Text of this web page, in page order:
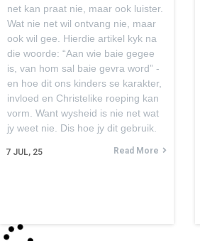
7 JUL, 25
net kan praat nie, maar ook luister.
Wat nie net wil ontvang nie, maar
ook wil gee. Hierdie artikel kyk na
die woorde: “Aan wie baie gegee
is, van hom sal baie gevra word” -
en hoe dit ons kinders se karakter,
invloed en Christelike roeping kan
vorm. Want wysheid is nie net wat
jy weet nie. Dis hoe jy dit gebruik.
Read More